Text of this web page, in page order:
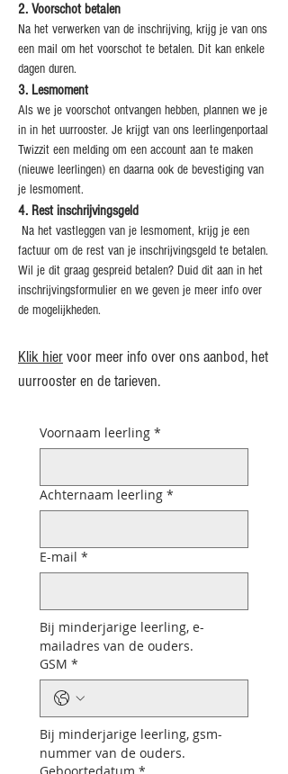
2. Voorschot betalen
Na het verwerken van de inschrijving, krijg je van ons
een mail om het voorschot te betalen. Dit kan enkele
dagen duren.
3. Lesmoment
Als we je voorschot ontvangen hebben, plannen we je
in in het uurrooster. Je krijgt van ons leerlingenportaal
Twizzit een melding om een account aan te maken
(nieuwe leerlingen) en daarna ook de bevestiging van
je lesmoment.
4. Rest inschrijvingsgeld
Na het vastleggen van je lesmoment, krijg je een
factuur om de rest van je inschrijvingsgeld te betalen.
Wil je dit graag gespreid betalen? Duid dit aan in het
inschrijvingsformulier en we geven je meer info over
de mogelijkheden.
Klik hiervoor meer info over ons aanbod, het
uurrooster en de tarieven.​
Voornaam leerling *
Achternaam leerling *
E-mail *
Bij minderjarige leerling, e-
mailadres van de ouders.
GSM *
Bij minderjarige leerling, gsm-
nummer van de ouders.